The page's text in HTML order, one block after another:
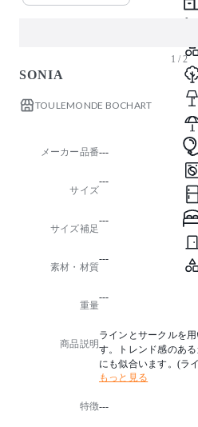
1 / 2
SONIA
TOULEMONDE BOCHART
メーカー品番---
サイズ
---
サイズ補足
---
素材・材質
---
重量
---
商品説明
ラインとサークルを
す。トレンド感のあ
にも似合います。(ラ
カルなデザインラグ)
■納期に関する特記事項
もっと見る
特徴---